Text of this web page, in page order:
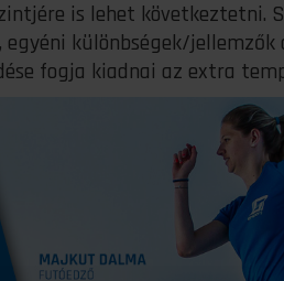
is lehet következtetni.
egyéni különbségek/jellemzők
fogja kiadnai az extra